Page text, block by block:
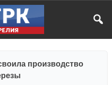
производство